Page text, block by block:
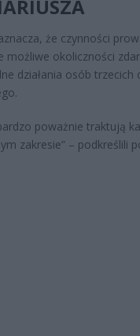
że czynności
możliwe okoliczności
działania osób
poważnie traktują
zakresie” – podkreślili